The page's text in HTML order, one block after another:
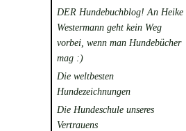
DER Hundebuchblog! An Heike
Westermann geht kein Weg
vorbei, wenn man Hundebücher
mag :)
Die weltbesten
Hundezeichnungen
Die Hundeschule unseres
Vertrauens